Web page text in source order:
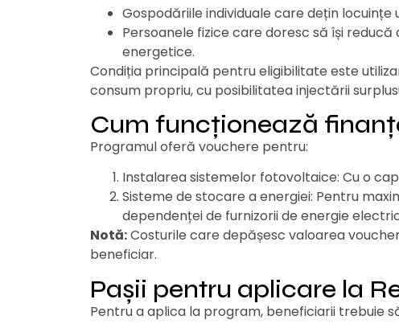
Gospodăriile individuale care dețin locuințe
Persoanele fizice care doresc să își
energetice.
Condiția principală pentru eligibilitate este
consum propriu, cu posibilitatea injectării
Cum funcționează
Programul oferă vouchere pentru:
Instalarea sistemelor fotovoltaice: Cu o
Sisteme de stocare a energiei: Pentru
dependenței de furnizorii de energie
Notă:Costurile care depășesc valoarea
beneficiar.
Pașii pentru aplicare la
Pentru a aplica la program, beneficiarii trebuie